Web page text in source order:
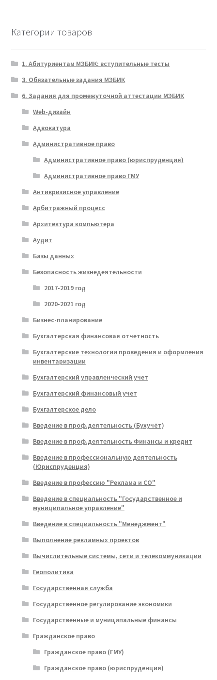
Категории товаров
1. Абитуриентам МЭБИК: вступительные тесты
3. Обязательные задания МЭБИК
6. Задания для промежуточной аттестации МЭБИК
Web-дизайн
Адвокатура
Административное право
Административное право (юриспруденция)
Административное право ГМУ
Антикризисное управление
Арбитражный процесс
Архитектура компьютера
Аудит
Базы данных
Безопасность жизнедеятельности
2017-2019 год
2020-2021 год
Бизнес-планирование
Бухгалтерская финансовая отчетность
Бухгалтерские технологии проведения и оформления
инвентаризации
Бухгалтерский управленческий учет
Бухгалтерский финансовый учет
Бухгалтерское дело
Введение в проф.деятельность (Бухучёт)
Введение в проф.деятельность Финансы и кредит
Введение в профессиональную деятельность
(Юриспруденция)
Введение в профессию "Реклама и СО"
Введение в специальность "Государственное и
муниципальное управление"
Введение в специальность "Менеджмент"
Выполнение рекламных проектов
Вычислительные системы, сети и телекоммуникации
Геополитика
Государственная служба
Государственное регулирование экономики
Государственные и муниципальные финансы
Гражданское право
Гражданское право (ГМУ)
Гражданское право (юриспруденция)